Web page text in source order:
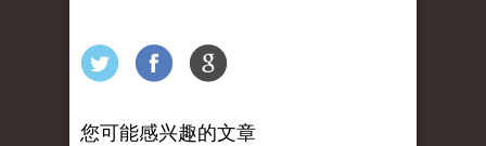
您可能感兴趣的文章